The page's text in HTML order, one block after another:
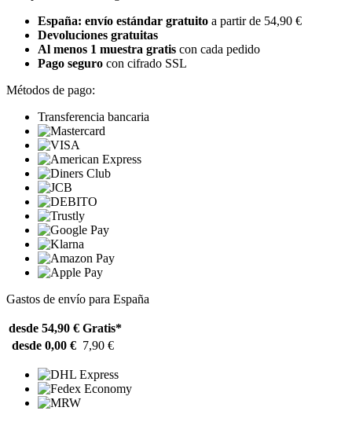
España: envío estándar gratuito a partir de 54,90 €
Devoluciones gratuitas
Al menos 1 muestra gratis con cada pedido
Pago seguro con cifrado SSL
Métodos de pago:
Transferencia bancaria
Gastos de envío para España
desde 54,90 € Gratis*
desde 0,00 € 7,90 €